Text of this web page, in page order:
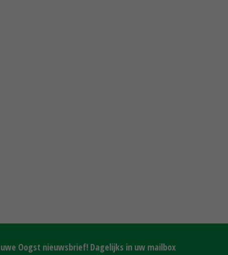
Oogst nieuwsbrief! Dagelijks in uw mailbox